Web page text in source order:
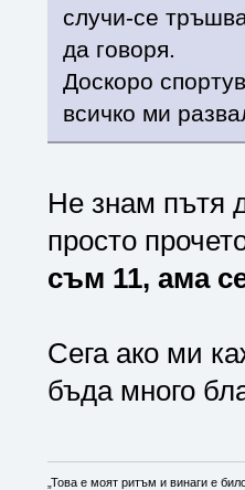
случи-се
да говоря.
Доскоро
всичко ми
Не знам пътя
просто
съм 11, ама
Сега ако ми
бъда много
„Това е моят ритъм и винаги е